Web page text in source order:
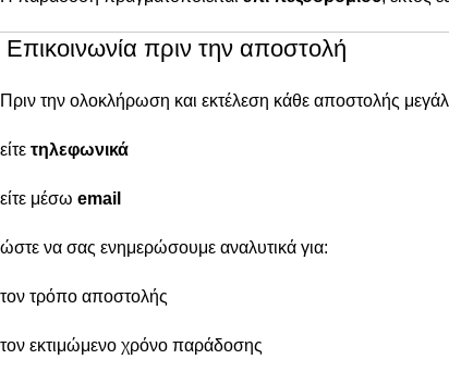
Επικοινωνία πριν την αποστολή
Πριν την ολοκλήρωση και εκτέλεση κάθε αποστολής
είτε τηλεφωνικά
είτε μέσω email
ώστε να σας ενημερώσουμε αναλυτικά για:
τον τρόπο αποστολής
τον εκτιμώμενο χρόνο παράδοσης